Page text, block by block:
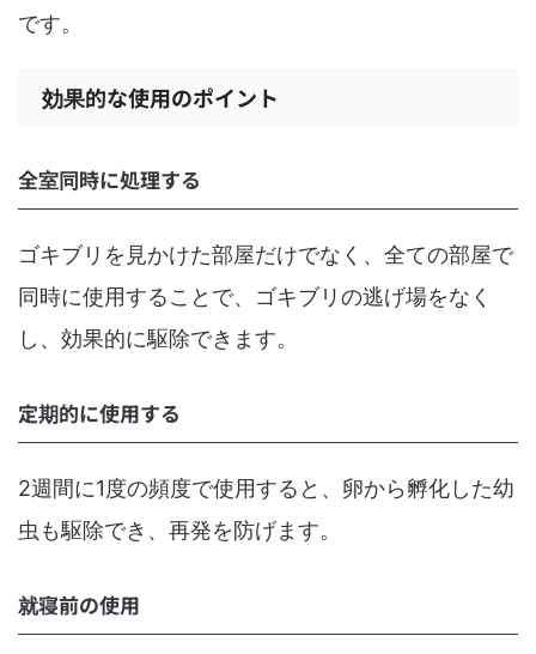
です。
効果的な使用のポイント
全室同時に処理する
ゴキブリを見かけた部屋だけでなく、全ての部屋で
同時に使用することで、ゴキブリの逃げ場をなく
し、効果的に駆除できます。
定期的に使用する
2週間に1度の頻度で使用すると、卵から孵化した幼
虫も駆除でき、再発を防げます。
就寝前の使用